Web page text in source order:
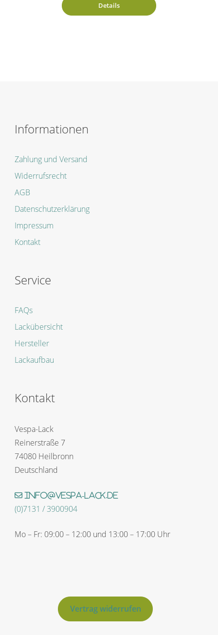
Details
Informationen
Zahlung und Versand
Widerrufsrecht
AGB
Datenschutzerklärung
Impressum
Kontakt
Service
FAQs
Lackübersicht
Hersteller
Lackaufbau
Kontakt
Vespa-Lack
Reinerstraße 7
74080 Heilbronn
Deutschland
info@vespa-lack.de
(0)7131 / 3900904
Mo – Fr: 09:00 – 12:00 und 13:00 – 17:00 Uhr
Vertrag widerrufen